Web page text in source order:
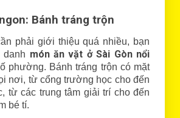
Bánh tráng trộn
phải giới thiệu quá nhiều, bạn
danh món ăn vặt ở Sài Gòn nổi
phường. Bánh tráng trộn có mặt
nơi, từ cổng trường học cho đến
từ các trung tâm giải trí cho đến
bé tí.